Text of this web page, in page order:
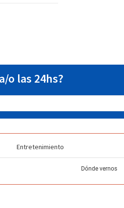
o las 24hs?
Entretenimiento
Dónde vernos